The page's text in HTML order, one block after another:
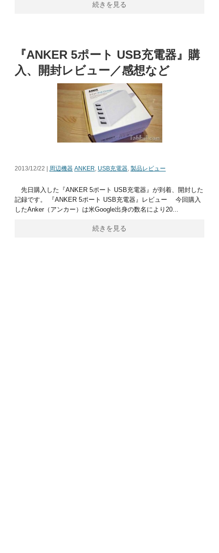
続きを見る
『ANKER 5ポート USB充電器』購
入、開封レビュー／感想など
2013/12/22 | 周辺機器 ANKER USB充電器 製品レビュー
先日購入した『ANKER 5ポート USB充電器』が到着、開封した
記録です。 『ANKER 5ポート USB充電器』レビュー 今回購入
したAnker（アンカー）は米Google出身の数名により20...
続きを見る